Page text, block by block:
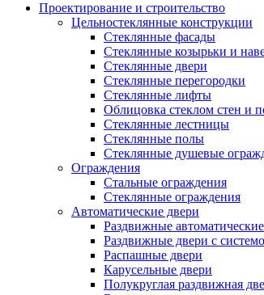
Проектирование и строительство
Цельностеклянные конструкции
Стеклянные фасады
Стеклянные козырьки и
Стеклянные двери
Стеклянные перегородки
Стеклянные лифты
Облицовка стеклом стен и
Стеклянные лестницы
Стеклянные полы
Стеклянные душевые
Ограждения
Стальные ограждения
Cтеклянные ограждения
Автоматические двери
Раздвижные
Раздвижные двери с
Распашные двери
Карусельные двери
Полукруглая раздвижная